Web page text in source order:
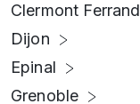
Clermont Ferrand
Dijon
Epinal
Grenoble